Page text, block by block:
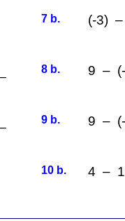
7 b. (-3)
8 b. 9 –
9 b. 9 –
10 b. 4 –